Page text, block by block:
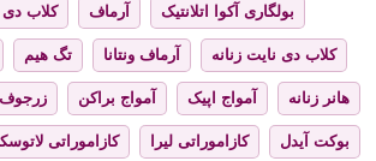
بولگاری آکوا اتلانتیک آرماف کلاب دی
کلاب دی نایت زنانه آرماف ونتانا تگ هیم
هانر زنانه آمواج اپیک آمواج براکن زرجوف
بوکت آیدل کازاموراتی لیرا کازاموراتی